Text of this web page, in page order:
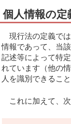
個人情報の定
現行法の定義では
情報であって、当
記述等によって特
れています（他の
人を識別できるこ
これに加えて、次